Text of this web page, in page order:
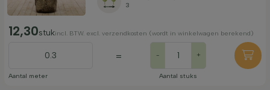
3
12,30stukincl. BTW. excl. verzendkosten (wordt in winkelwagen berekend)
Aantal meter
= - +
Aantal stuks